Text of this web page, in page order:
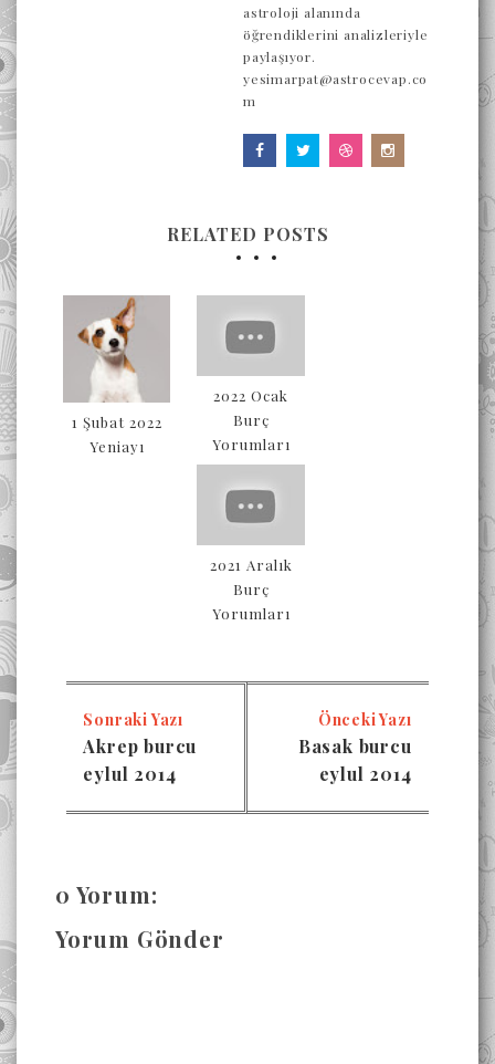
astroloji alanında
öğrendiklerini analizleriyle
paylaşıyor.
yesimarpat@astrocevap.co
m
RELATED POSTS
1 Şubat 2022
Yeniayı
2022 Ocak
Burç
Yorumları
2021 Aralık
Burç
Yorumları
Sonraki Yazı
Akrep burcu
eylul 2014
Önceki Yazı
Basak burcu
eylul 2014
0 Yorum:
Yorum Gönder